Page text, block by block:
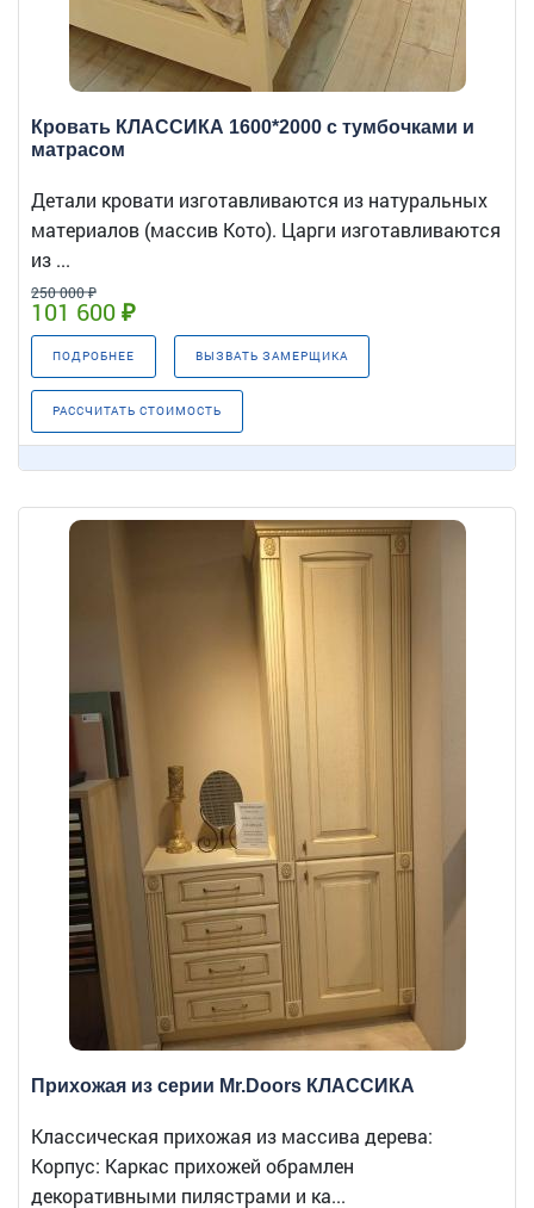
Кровать КЛАССИКА 1600*2000 с тумбочками и
матрасом
Детали кровати изготавливаются из натуральных
материалов (массив Кото). Царги изготавливаются
из ...
250 000 ₽
101 600 ₽
ПОДРОБНЕЕ ВЫЗВАТЬ ЗАМЕРЩИКА
РАССЧИТАТЬ СТОИМОСТЬ
Прихожая из серии Mr.Doors КЛАССИКА
Классическая прихожая из массива дерева:
Корпус: Каркас прихожей обрамлен
декоративными пилястрами и ка...